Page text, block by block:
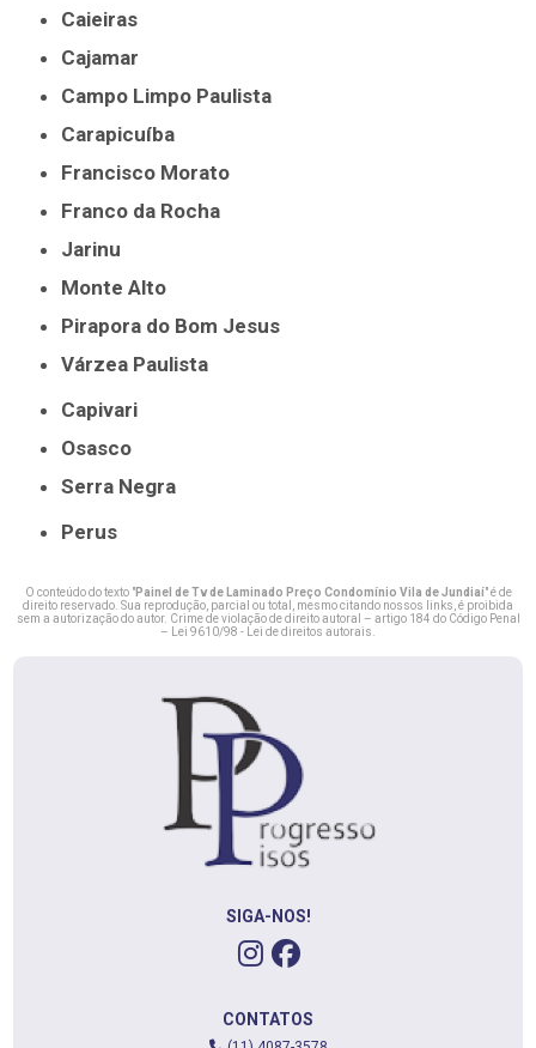
Caieiras
Cajamar
Campo Limpo Paulista
Carapicuíba
Francisco Morato
Franco da Rocha
Jarinu
Monte Alto
Pirapora do Bom Jesus
Várzea Paulista
Capivari
Osasco
Serra Negra
Perus
O conteúdo do texto "Painel de Tv de Laminado Preço Condomínio Vila de Jundiaí" é de
direito reservado. Sua reprodução, parcial ou total, mesmo citando nossos links, é proibida
sem a autorização do autor. Crime de violação de direito autoral – artigo 184 do Código Penal
–
Lei 9610/98 - Lei de direitos autorais
SIGA-NOS!
CONTATOS